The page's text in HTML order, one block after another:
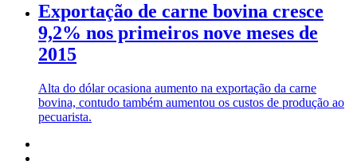
Exportação de carne bovina cresce
9,2% nos primeiros nove meses de
2015
Alta do dólar ocasiona aumento na exportação da carne
bovina, contudo também aumentou os custos de produção ao
pecuarista.